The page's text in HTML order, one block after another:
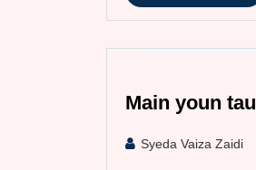
Main youn
Syeda Vaiza Zaidi